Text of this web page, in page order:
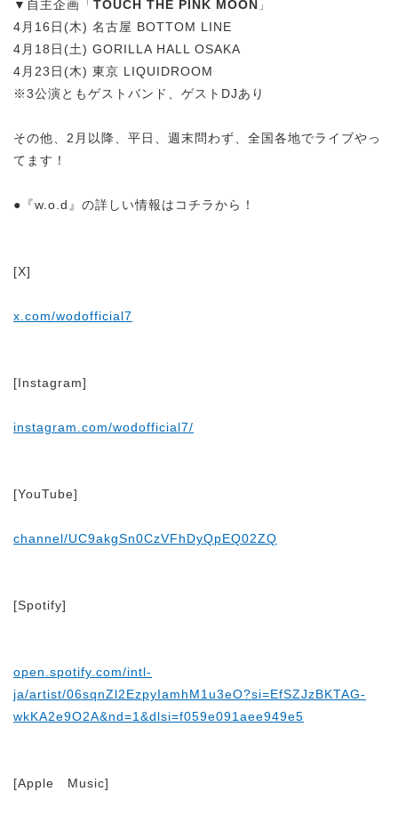
▼自主企画「 TOUCH THE PINK MOON 」
4月16日(木) 名古屋 BOTTOM LINE
4月18日(土) GORILLA HALL OSAKA
4月23日(木) 東京 LIQUIDROOM
※3公演ともゲストバンド、ゲストDJあり
その他、2月以降、平日、週末問わず、全国各地でライブやっ
てます！
●『w.o.d』の詳しい情報はコチラから！
[X]
x.com/wodofficial7
[Instagram]
instagram.com/wodofficial7/
[YouTube]
channel/UC9akgSn0CzVFhDyQpEQ02ZQ
[Spotify]
open.spotify.com/intl-
ja/artist/06sqnZl2EzpyIamhM1u3eO?si=EfSZJzBKTAG-
wkKA2e9O2A&nd=1&dlsi=f059e091aee949e5
[Apple Music]